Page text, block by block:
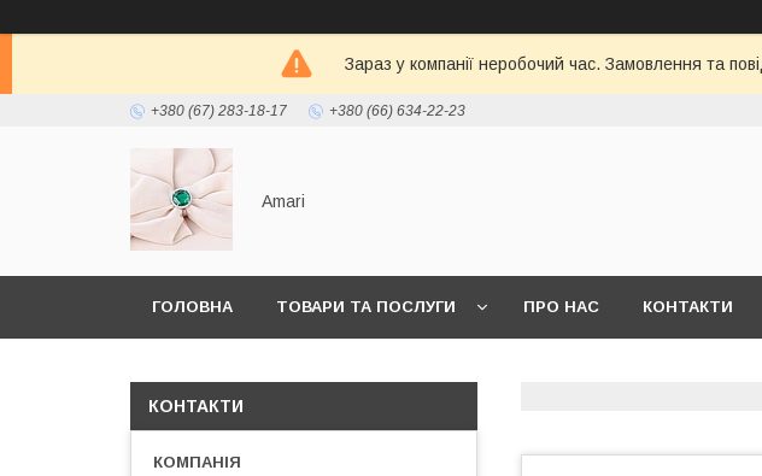
Зараз у компанії неробочий час. Замовлення та
+380 (67) 283-18-17 +380 (66) 634-22-23
Amari
ГОЛОВНА ТОВАРИ ТА ПОСЛУГИ ПРО НАС КОНТАКТИ
КОНТАКТИ